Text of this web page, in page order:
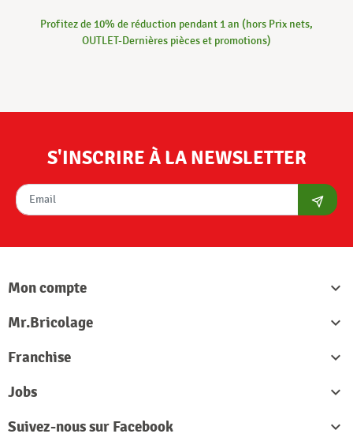
Profitez de 10% de réduction pendant 1 an (hors Prix nets,
OUTLET-Dernières pièces et promotions)
S'INSCRIRE À LA NEWSLETTER
Mon compte

Mr.Bricolage

Franchise

Jobs

Suivez-nous sur Facebook
